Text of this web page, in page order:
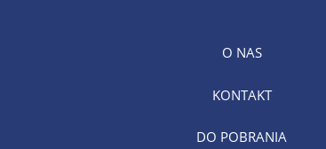
O NAS
KONTAKT
DO POBRANIA